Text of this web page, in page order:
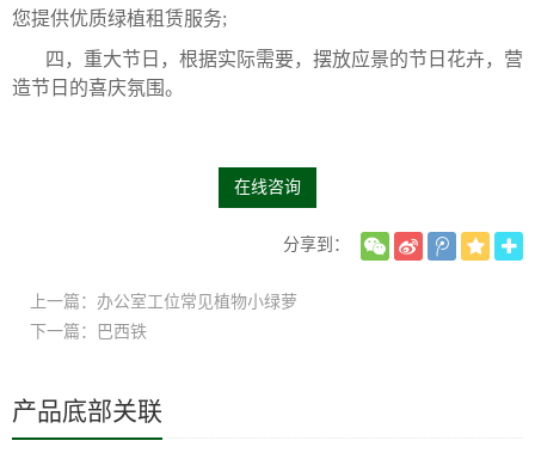
您提供优质绿植租赁服务;
四，重大节日，根据实际需要，摆放应景的节日花卉，营
造节日的喜庆氛围。
在线咨询
分享到：
上一篇：办公室工位常见植物小绿萝
下一篇：巴西铁
产品底部关联